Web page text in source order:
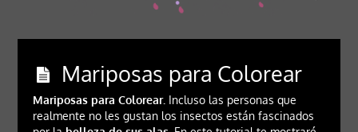
Mariposas para Colorear
Mariposas para Colorear. Incluso las personas que
realmente no les gustan los insectos están fascinados